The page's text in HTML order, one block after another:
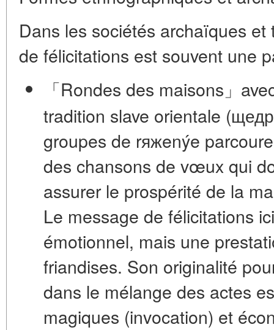
Dans les sociétés archaïques
de félicitations est souvent une
「Rondes des maisons」
tradition slave orientale
groupes de rяжenýe
des chansons de vœux qui
assurer le prospérité de la
Le message de félicitations
émotionnel, mais une
friandises. Son originalité
dans le mélange des actes
magiques (invocation) et